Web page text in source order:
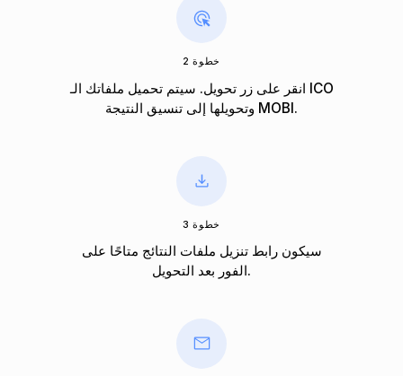
خطوة 2
انقر على زر تحويل. سيتم تحميل ملفاتك الـ ICO
وتحويلها إلى تنسيق النتيجة MOBI.
خطوة 3
سيكون رابط تنزيل ملفات النتائج متاحًا على
الفور بعد التحويل.